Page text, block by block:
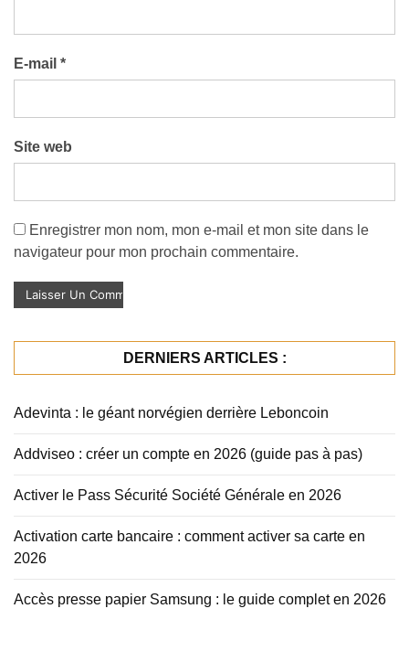
E-mail *
Site web
Enregistrer mon nom, mon e-mail et mon site dans le
navigateur pour mon prochain commentaire.
DERNIERS ARTICLES :
Adevinta : le géant norvégien derrière Leboncoin
Addviseo : créer un compte en 2026 (guide pas à pas)
Activer le Pass Sécurité Société Générale en 2026
Activation carte bancaire : comment activer sa carte en
2026
Accès presse papier Samsung : le guide complet en 2026